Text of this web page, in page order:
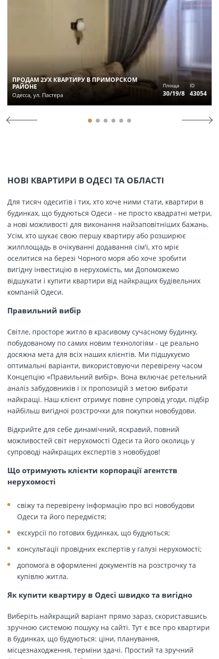
ПРОДАМ 2УХ КВАРТИРУ В ПРИМОРСКОМ
РАЙОНЕ
Одесса, ул. Пастера
Площа
30/19/8
ID
43054
НОВІ КВАРТИРИ В ОДЕСІ ТА ОБЛАСТІ
Для тисяч одеситів і тих, хто хоче ними стати, квартири в
будинках, що будуються Одеси - не просто квадратні метри,
а нові можливості для виконання найзаповітніших бажань.
Усім, хто шукає свою першу квартиру або розширює
жилплощадь в очікуванні додавання сім'ї, хто мріє
оселитися на березі Чорного моря або хоче зробити
вигідну інвестицію в нерухомість, ми Допоможемо
відшукати і купити квартири від найкращих будівельних
компаній Одеси.
Правильний вибір
Світле, просторе житло в красивому сучасному будинку,
побудованому по самих новим технологіям - це реально
досяжна мета для всіх наших клієнтів. Ми підшукуємо
оптимальні варіанти, використовуючи перевірену часом
Концепцію «Правильний вибір». Вона включає ретельний
аналіз забудовників і їх пропозицій з метою вибрати
найкращі. Наш клієнт отримує повне супровід угоди, підбір
найбільш вигідної розстрочки для покупки новобудови.
Відкрийте для себе динамічний, яскравий, повний
можливостей світ нерухомості Одеси та його околиць у
супроводі найкращих експертів з новобудов!
Що отримують клієнти корпорації агентств
нерухомості
свіжу та перевірену інформацію про всі новобудови
Одеси та його передмістя;
екскурсії по готових будинках, що будуються;
консультації провідних експертів у галузі нерухомості;
допомога в оформленні документів на розстрочку та
купівлю житла.
Як купити квартиру в Одесі швидко та вигідно
Виберіть найкращий варіант прямо зараз, скориставшись
зручною системою пошуку на сайті. Тут є все про квартири
в будинках, що будуються: ціни, планування,
місцезнаходження, терміни здачі. Простий та зручний